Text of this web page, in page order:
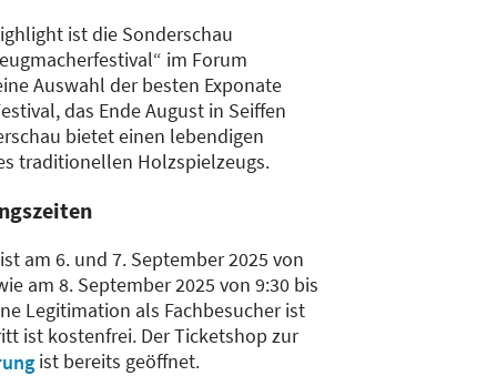
ist die Sonderschau
im Forum
Auswahl der besten Exponate
das Ende August in Seiffen
bietet einen lebendigen
traditionellen Holzspielzeugs.
am 6. und 7. September 2025 von
am 8. September 2025 von 9:30 bis
Legitimation als Fachbesucher ist
ist kostenfrei. Der Ticketshop zur
ist bereits geöffnet.